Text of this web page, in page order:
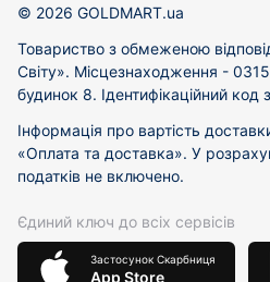
© 2026 GOLDMART.ua
Товариство з обмеженою
Світу». Місцезнаходження -
будинок 8. Ідентифікаційний
Інформація про вартість
«Оплата та доставка». У
податків не включено.
Єдиний ключ до всіх сервісів
Застосунок Скарбниця
App Store